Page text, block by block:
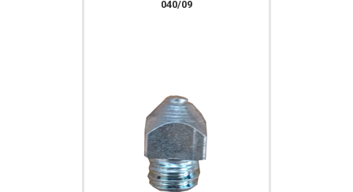
040/09